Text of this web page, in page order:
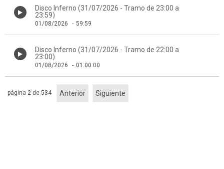
Disco Inferno (31/07/2026 - Tramo de 23:00 a
23:59)
01/08/2026 - 59:59
Disco Inferno (31/07/2026 - Tramo de 22:00 a
23:00)
01/08/2026 - 01:00:00
Anterior Siguiente
página 2 de 534